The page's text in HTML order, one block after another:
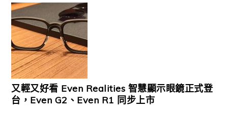
又輕又好看 Even Realities 智慧顯示眼鏡正式登
台，Even G2、Even R1 同步上市